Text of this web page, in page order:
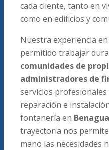
cada cliente, tanto en
como en edificios y
Nuestra experiencia
permitido trabajar
comunidades de
administradores de
servicios
reparación e
fontanería en
trayectoria nos
mano las necesidades